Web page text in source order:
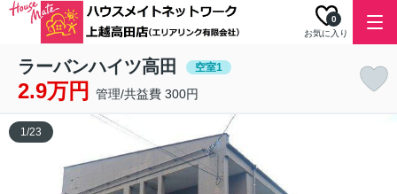
お気に入り
0
ラーバンハイツ高田 空室1
2.9万円 管理/共益費 300円
1/23